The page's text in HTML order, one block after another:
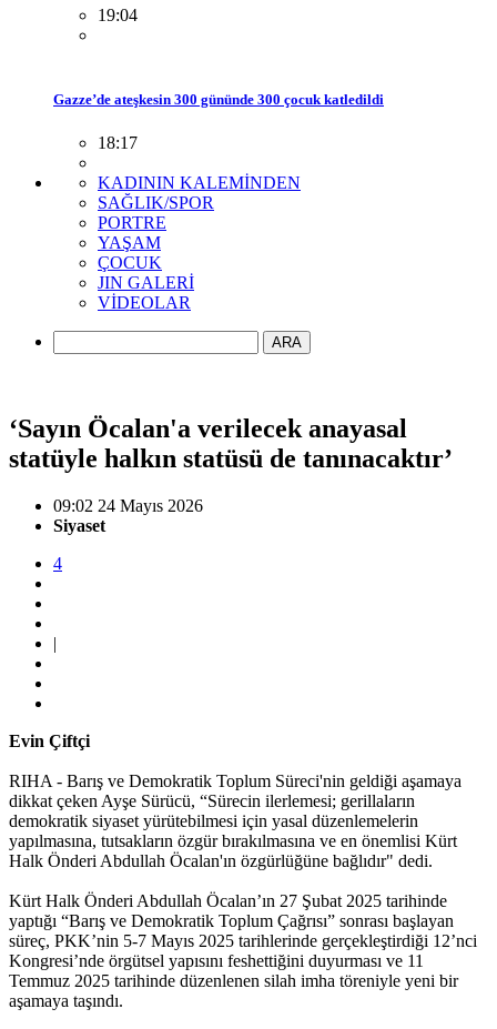
19:04
Gazze’de ateşkesin 300 gününde 300 çocuk katledildi
18:17
KADININ KALEMİNDEN
SAĞLIK/SPOR
PORTRE
YAŞAM
ÇOCUK
JIN GALERİ
VİDEOLAR
ARA
‘Sayın Öcalan'a verilecek anayasal
statüyle halkın statüsü de tanınacaktır’
09:02 24 Mayıs 2026
Siyaset
4
|
Evin Çiftçi
RIHA - Barış ve Demokratik Toplum Süreci'nin geldiği aşamaya
dikkat çeken Ayşe Sürücü, “Sürecin ilerlemesi; gerillaların
demokratik siyaset yürütebilmesi için yasal düzenlemelerin
yapılmasına, tutsakların özgür bırakılmasına ve en önemlisi Kürt
Halk Önderi Abdullah Öcalan'ın özgürlüğüne bağlıdır" dedi.
Kürt Halk Önderi Abdullah Öcalan’ın 27 Şubat 2025 tarihinde
yaptığı “Barış ve Demokratik Toplum Çağrısı” sonrası başlayan
süreç, PKK’nin 5-7 Mayıs 2025 tarihlerinde gerçekleştirdiği 12’nci
Kongresi’nde örgütsel yapısını feshettiğini duyurması ve 11
Temmuz 2025 tarihinde düzenlenen silah imha töreniyle yeni bir
aşamaya taşındı.